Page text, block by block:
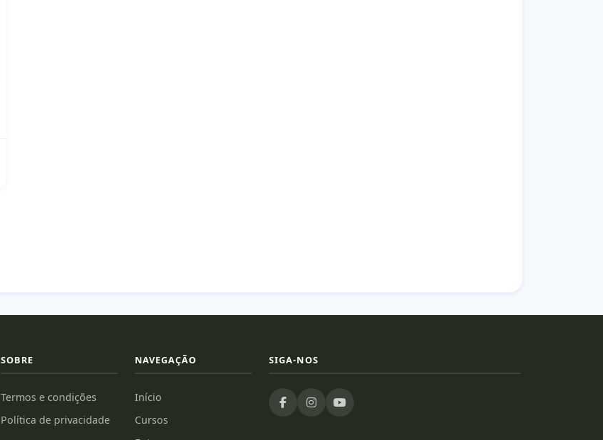
SOBRE
Termos e condições
Política de privacidade
NAVEGAÇÃO
Início
Cursos
SIGA-NOS